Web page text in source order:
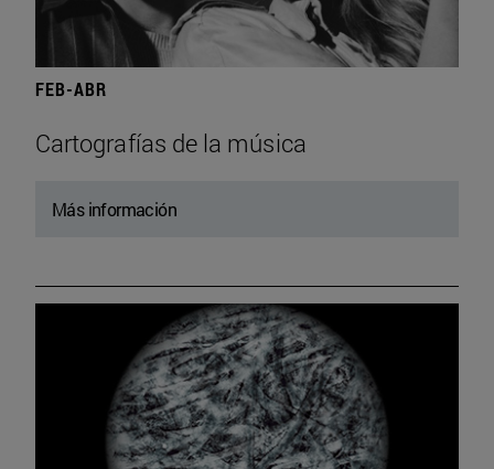
FEB-ABR
Cartografías de la música
Más información